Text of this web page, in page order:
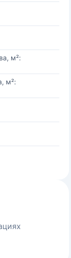
м²:
м²: